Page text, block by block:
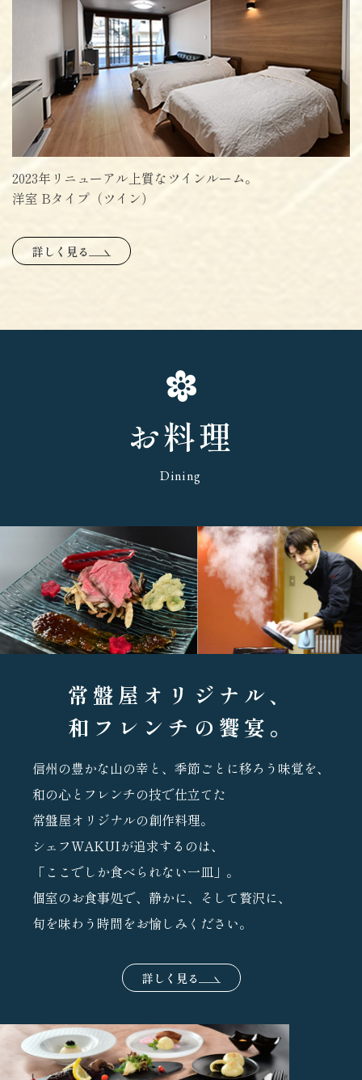
2023年リニューアル上質なツインルーム。
洋室 Bタイプ（ツイン）
詳しく見る
お料理
Dining
常盤屋オリジナル、
和フレンチの饗宴。
信州の豊かな山の幸と、季節ごとに移ろう味覚を、
和の心とフレンチの技で仕立てた
常盤屋オリジナルの創作料理。
シェフWAKUIが追求するのは、
「ここでしか食べられない一皿」。
個室のお食事処で、静かに、そして贅沢に、
旬を味わう時間をお愉しみください。
詳しく見る